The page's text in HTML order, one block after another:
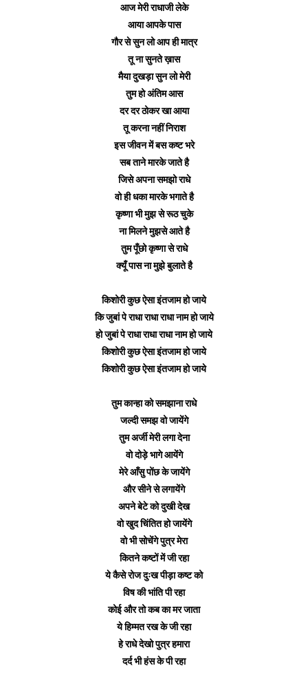
आज मेरी राधाजी लेके
आया आपके पास
गौर से सुन लो आप ही मात्र
तू ना सुनते ख़ास
मैया दुखड़ा सुन लो मेरी
तुम हो अंतिम आस
दर दर ठोकर खा आया
तू करना नहीं निराश
इस जीवन में बस कष्ट भरे
सब ताने मारके जाते है
जिसे अपना समझो राधे
वो ही धका मारके भगाते है
कृष्णा भी मुझ से रूठ चुके
ना मिलने मुझसे आते है
तुम पूँछो कृष्णा से राधे
क्यूँ पास ना मुझे बुलाते है
किशोरी कुछ ऐसा इंतजाम हो जाये
कि जुबां पे राधा राधा राधा नाम हो जाये
हो जुबां पे राधा राधा राधा नाम हो जाये
किशोरी कुछ ऐसा इंतजाम हो जाये
किशोरी कुछ ऐसा इंतजाम हो जाये
तुम कान्हा को समझाना राधे
जल्दी समझ वो जायेंगे
तुम अर्जी मेरी लगा देना
वो दोड़े भागे आयेंगे
मेरे आँसु पोंछ के जायेंगे
और सीने से लगायेंगे
अपने बेटे को दुखी देख
वो खुद चिंतित हो जायेंगे
वो भी सोचेंगे पुत्र मेरा
कितने कष्टों में जी रहा
ये कैसे रोज दुःख पीड़ा कष्ट को
विष की भांति पी रहा
कोई और तो कब का मर जाता
ये हिम्मत रख के जी रहा
हे राधे देखो पुत्र हमारा
दर्द भी हंस के पी रहा